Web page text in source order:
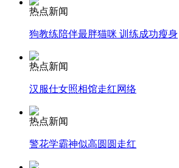
走！跟着总书记去植树
消防员救轻生者
纽约上演“枕头大战”
热点新闻
狗教练陪伴最胖猫咪 训练成功瘦身
热点新闻
汉服仕女照相馆走红网络
热点新闻
警花学霸神似高圆圆走红